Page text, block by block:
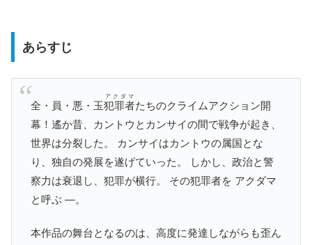
あらすじ
全・員・悪・玉犯罪者
アクダマ
たちのクライムアクション開
幕！遙か昔、カントウとカンサイの間で戦争が起き、
世界は分裂した。 カンサイはカントウの属国とな
り、独自の発展を遂げていった。 しかし、政治と警
察力は衰退し、犯罪が横行。 その犯罪者を アクダマ
と呼ぶ ―。
本作品の舞台となるのは、高度に発達しながらも歪ん